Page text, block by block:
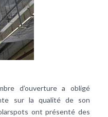
d’ouverture a obligé
sur la qualité de son
ont présenté des